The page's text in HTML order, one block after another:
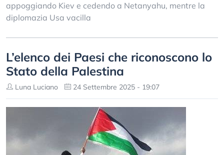
appoggiando Kiev e cedendo a Netanyahu, mentre la
diplomazia Usa vacilla
L’elenco dei Paesi che riconoscono lo
Stato della Palestina
Luna Luciano 24 Settembre 2025 - 19:07